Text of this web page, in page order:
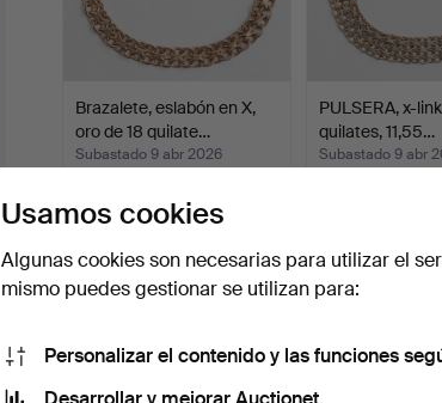
Brazalete, eslabón en X,
oro de 18 quilate…
Subastado 9 abr 2026
1.277 USD
PULSERA, x-
quilates, 11,55…
Subastado 9 abr
Usamos cookies
Algunas cookies son necesarias para utilizar el
mismo puedes gestionar se utilizan para:
Personalizar el contenido y las funciones